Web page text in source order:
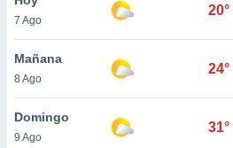
en
más
nuestra
7 Ago
20°
Mañana
8 Ago
24°
Domingo
9 Ago
31°